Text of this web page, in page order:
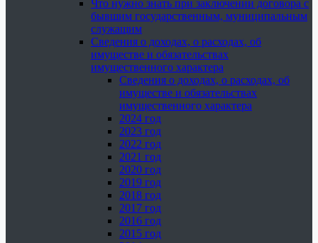
Что нужно знать при заключении договора с
бывшим государственным, муниципальным
служащим
Сведения о доходах, о расходах, об
имуществе и обязательствах
имущественного характера
Сведения о доходах, о расходах, об
имуществе и обязательствах
имущественного характера
2024 год
2023 год
2022 год
2021 год
2020 год
2019 год
2018 год
2017 год
2016 год
2015 год